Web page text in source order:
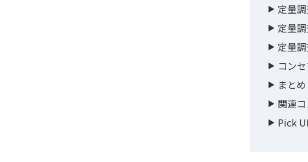
定量
定量
定量
コン
まとめ
関連
Pick